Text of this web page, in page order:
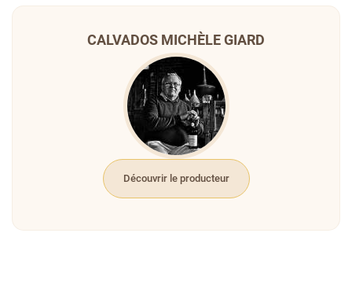
CALVADOS MICHÈLE GIARD
Découvrir le producteur